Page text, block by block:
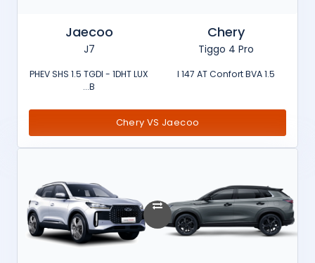
Chery
Tiggo 4 Pro
1.5 l 147 AT Confort BVA
Jaecoo
J7
PHEV SHS 1.5 TGDI - 1DHT LUX
B...
Chery VS Jaecoo